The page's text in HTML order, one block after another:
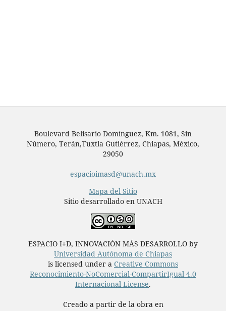
Boulevard Belisario Domínguez, Km. 1081, Sin
Número, Terán,Tuxtla Gutiérrez, Chiapas, México,
29050
espacioimasd@unach.mx
Mapa del Sitio
Sitio desarrollado en UNACH
ESPACIO I+D, INNOVACIÓN MÁS DESARROLLO by
Universidad Autónoma de Chiapas
is licensed under a Creative Commons
Reconocimiento-NoComercial-CompartirIgual 4.0
Internacional License.
Creado a partir de la obra en